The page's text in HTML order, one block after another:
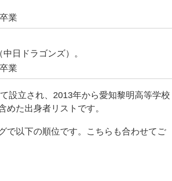
業
日ドラゴンズ）。
業
設立され、2013年から愛知黎明高等学校
た出身者リストです。
で以下の順位です。こちらも合わせてご